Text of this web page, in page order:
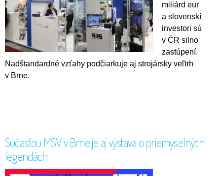
miliárd eur
a slovenskí
investori sú
v ČR silno
zastúpení.
Nadštandardné vzťahy podčiarkuje aj strojársky veľtrh
v Brne.
Súčasťou MSV v Brne je aj výstava o priemyselných
legendách